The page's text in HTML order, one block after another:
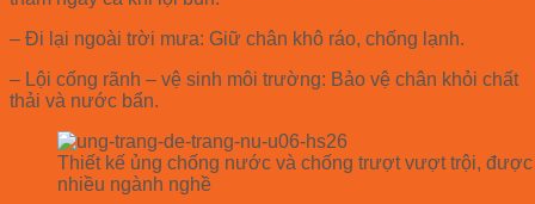
– Đi lại ngoài trời mưa: Giữ chân khô ráo, chống lạnh.
– Lội cống rãnh – vệ sinh môi trường: Bảo vệ chân khỏi chất
thải và nước bẩn.
Thiết kế ủng chống nước và chống trượt vượt trội,
nhiều ngành nghề